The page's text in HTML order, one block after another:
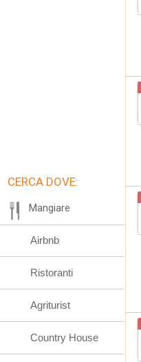
CERCA DOVE:
Mangiare
Airbnb
Ristoranti
Agriturist
Country House